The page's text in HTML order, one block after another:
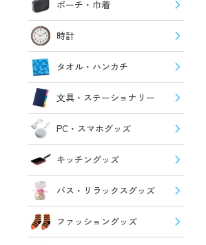
ポーチ・巾着
時計
タオル・ハンカチ
文具・ステーショナリー
PC・スマホグッズ
キッチングッズ
バス・リラックスグッズ
ファッショングッズ